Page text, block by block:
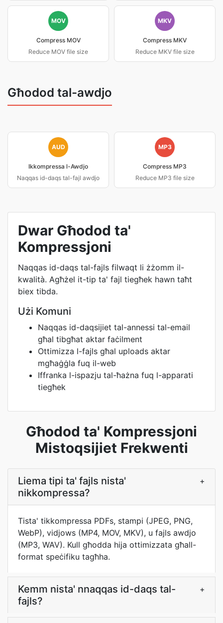
MOV
Compress MOV
Reduce MOV file size
MKV
Compress MKV
Reduce MKV file size
Għodod tal-awdjo
AUD
Ikkompressa l-Awdjo
Naqqas id-daqs tal-fajl awdjo
MP3
Compress MP3
Reduce MP3 file size
Dwar Għodod ta'
Kompressjoni
Naqqas id-daqs tal-fajls filwaqt li żżomm il-
kwalità. Agħżel it-tip ta' fajl tiegħek hawn taħt
biex tibda.
Użi Komuni
Naqqas id-daqsijiet tal-annessi tal-email
għal tibgħat aktar faċilment
Ottimizza l-fajls għal uploads aktar
mgħaġġla fuq il-web
Iffranka l-ispazju tal-ħażna fuq l-apparati
tiegħek
Għodod ta' Kompressjoni
Mistoqsijiet Frekwenti
Liema tipi ta' fajls nista'
nikkompressa?
+
Tista' tikkompressa PDFs, stampi (JPEG, PNG,
WebP), vidjows (MP4, MOV, MKV), u fajls awdjo
(MP3, WAV). Kull għodda hija ottimizzata għall-
format speċifiku tagħha.
Kemm nista' nnaqqas id-daqs tal-
fajls?
+